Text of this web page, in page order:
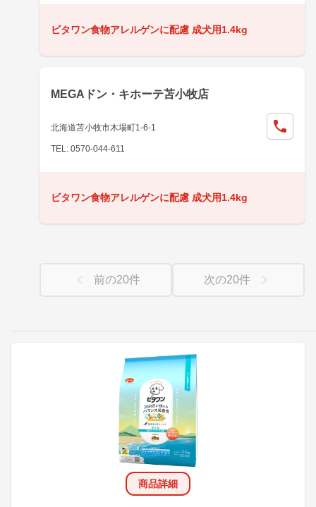
商品詳細
ビタワン食物アレルゲンに配慮 成犬用1.4kg
MEGAドン・キホーテ苫小牧店
北海道苫小牧市木場町1-6-1
TEL: 0570-044-611
ビタワン食物アレルゲンに配慮 成犬用1.4kg
前の20件 次の20件